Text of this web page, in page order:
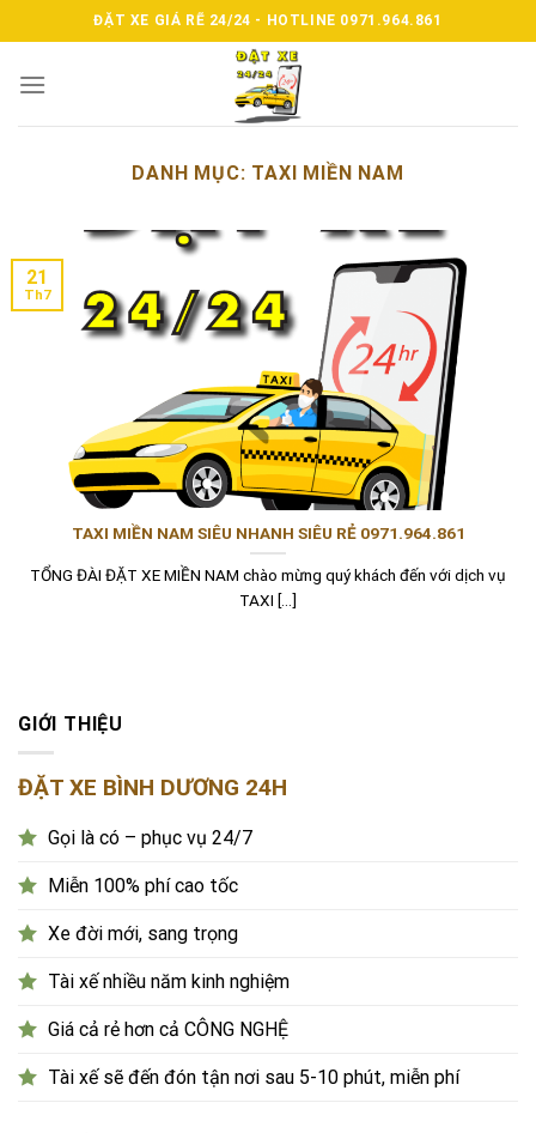
to
content
ĐẶT XE GIÁ RẼ 24/24 - HOTLINE 0971.964.861
DANH MỤC: TAXI MIỀN NAM
TAXI MIỀN NAM SIÊU NHANH SIÊU RẺ 0971.964.861
TỔNG ĐÀI ĐẶT XE MIỀN NAM chào mừng quý khách đến với dịch vụ
TAXI [...]
21
Th7
GIỚI THIỆU
ĐẶT XE BÌNH DƯƠNG 24H
Gọi là có – phục vụ 24/7
Miễn 100% phí cao tốc
Xe đời mới, sang trọng
Tài xế nhiều năm kinh nghiệm
Giá cả rẻ hơn cả CÔNG NGHỆ
Tài xế sẽ đến đón tận nơi sau 5-10 phút, miễn phí